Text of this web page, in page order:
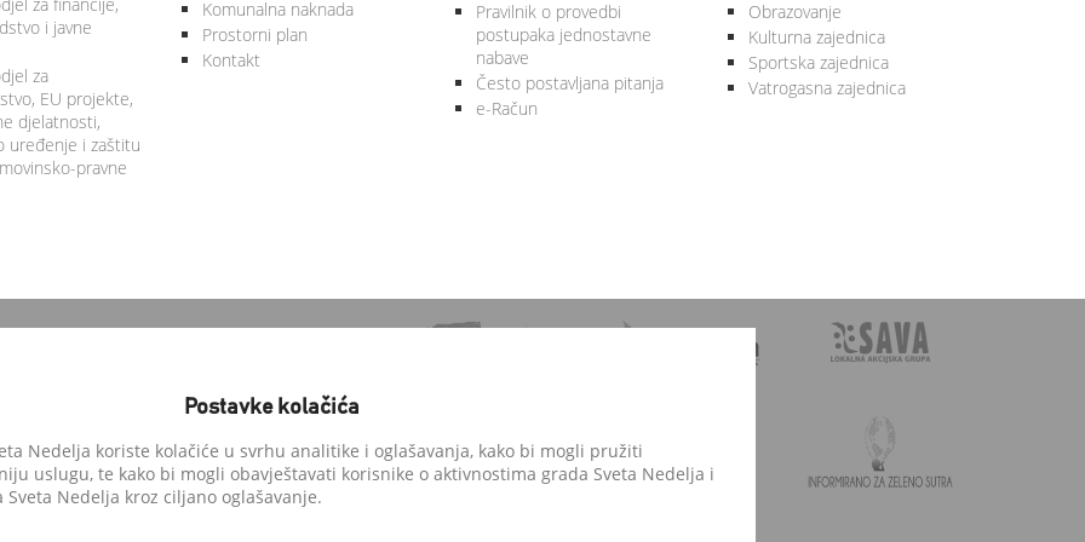
i javne
za
EU projekte,
djelatnosti,
uređenje i zaštitu
pravne
Komunalna naknada
Prostorni plan
Kontakt
Pravilnik o provedbi
postupaka jednostavne
nabave
Često postavljana pitanja
e-Račun
Obrazovanje
Kulturna zajednica
Sportska zajednica
Vatrogasna zajednica
Postavke kolačića
Nedelja koriste kolačiće u svrhu analitike i oglašavanja, kako bi mogli pružiti
uslugu, te kako bi mogli obavještavati korisnike o aktivnostima grada Sveta Nedelja i
Nedelja kroz ciljano oglašavanje.